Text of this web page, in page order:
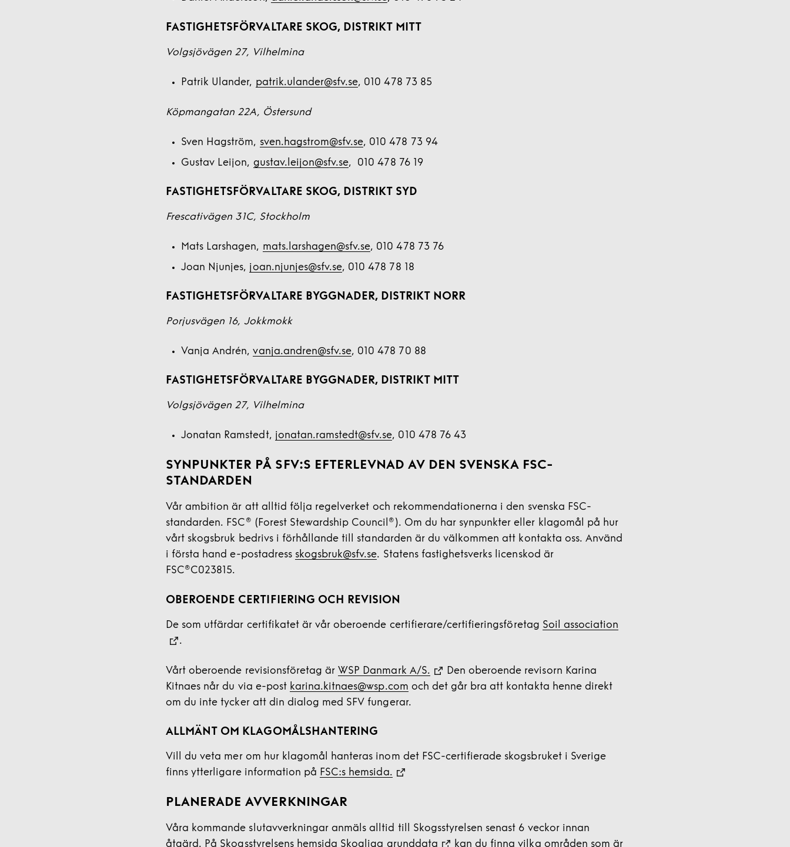
FASTIGHETSFÖRVALTARE SKOG, DISTRIKT MITT
Volgsjövägen 27, Vilhelmina
Patrik Ulander, patrik.ulander@sfv.se, 010 478 73 85
Köpmangatan 22A, Östersund
Sven Hagström, sven.hagstrom@sfv.se, 010 478 73 94
Gustav Leijon, gustav.leijon@sfv.se, 010 478 76 19
FASTIGHETSFÖRVALTARE SKOG, DISTRIKT SYD
Frescativägen 31C, Stockholm
Mats Larshagen, mats.larshagen@sfv.se, 010 478 73 76
Joan Njunjes, joan.njunjes@sfv.se, 010 478 78 18
FASTIGHETSFÖRVALTARE BYGGNADER, DISTRIKT NORR
Porjusvägen 16, Jokkmokk
Vanja Andrén,vanja.andren@sfv.se, 010 478 70 88
FASTIGHETSFÖRVALTARE BYGGNADER, DISTRIKT MITT
Volgsjövägen 27, Vilhelmina
Jonatan Ramstedt, jonatan.ramstedt@sfv.se, 010 478 76 43
SYNPUNKTER PÅ SFV:S EFTERLEVNAD AV DEN SVENSKA FSC-
STANDARDEN
Vår ambition är att alltid följa regelverket och rekommendationerna i den svenska FSC-
standarden. FSC® (Forest Stewardship Council®). Om du har synpunkter eller klagomål på hur
vårt skogsbruk bedrivs i förhållande till standarden är du välkommen att kontakta oss. Använd
i första hand e-postadress skogsbruk@sfv.se. Statens fastighetsverks licenskod är
FSC®C023815.
OBEROENDE CERTIFIERING OCH REVISION
De som utfärdar certifikatet är vår oberoende certifierare/certifieringsföretag Soil association
.
Vårt oberoende revisionsföretag är WSP Danmark A/S.
Den oberoende revisorn Karina
Kitnaes når du via e-post karina.kitnaes@wsp.com och det går bra att kontakta henne direkt
om du inte tycker att din dialog med SFV fungerar.
ALLMÄNT OM KLAGOMÅLSHANTERING
Vill du veta mer om hur klagomål hanteras inom det FSC-certifierade skogsbruket i Sverige
finns ytterligare information på FSC:s hemsida.
PLANERADE AVVERKNINGAR
Våra kommande slutavverkningar anmäls alltid till Skogsstyrelsen senast 6 veckor innan
åtgärd. På Skogsstyrelsens hemsida Skogliga grunddata kan du finna vilka områden som är